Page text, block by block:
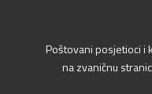
Poštovani posjetioci i
na zvaničnu